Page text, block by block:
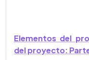
Elementos del
del proyecto: